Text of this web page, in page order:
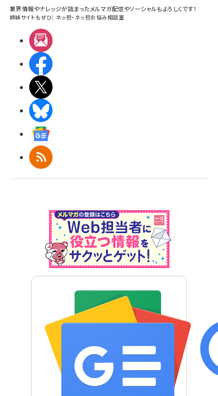
業界情報やナレッジが詰まったメルマガ配信やソーシャルもよろしくです！
姉妹サイトもぜひ： ネッ担・ ネッ担お悩み相談室
RSS